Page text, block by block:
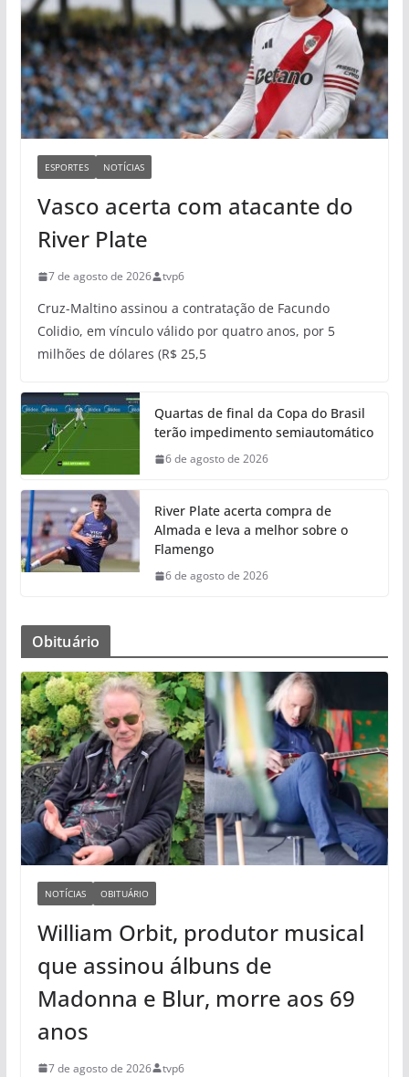
ESPORTES NOTÍCIAS
Vasco acerta com atacante do
River Plate
7 de agosto de 2026 tvp6
Cruz-Maltino assinou a contratação de Facundo
Colidio, em vínculo válido por quatro anos, por 5
milhões de dólares (R$ 25,5
Quartas de final da Copa do Brasil
terão impedimento semiautomático
6 de agosto de 2026
River Plate acerta compra de
Almada e leva a melhor sobre o
Flamengo
6 de agosto de 2026
Obituário
NOTÍCIAS OBITUÁRIO
William Orbit, produtor musical
que assinou álbuns de
Madonna e Blur, morre aos 69
anos
7 de agosto de 2026 tvp6